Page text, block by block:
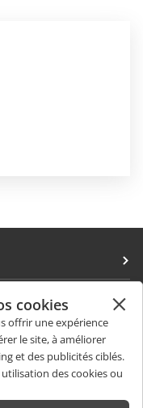
cookies
offrir une expérience
le site, à améliorer
et des publicités ciblés.
des cookies ou